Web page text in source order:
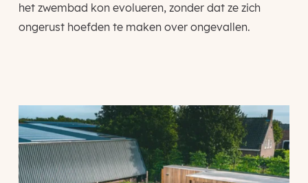
het zwembad kon evolueren, zonder dat ze zich
ongerust hoefden te maken over ongevallen.